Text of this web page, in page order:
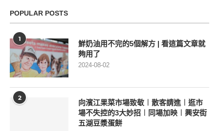
POPULAR POSTS
1
鮮奶油用不完的5個解方 | 看這篇文章就
夠用了
2024-08-02
2
向濱江果菜市場致敬︱散客請進︱逛市
場不失控的3大妙招︱同場加映︱興安街
五湖豆漿蛋餅